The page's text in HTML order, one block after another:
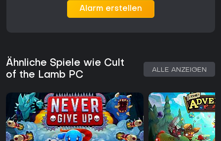
Alarm erstellen
Ähnliche Spiele wie Cult
of the Lamb PC
ALLE ANZEIGEN